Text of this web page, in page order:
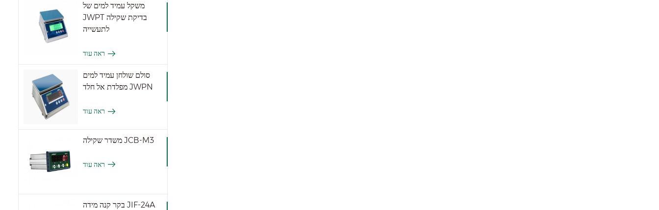
משקל עמיד למים של
JWPT בדיקת שקילה
לתעשייה
ראה עוד
סולם שולחן עמיד למים
מפלדת אל חלד JWPN
ראה עוד
משדר שקילה JCB-M3
ראה עוד
בקר קנה מידה JIF-24A